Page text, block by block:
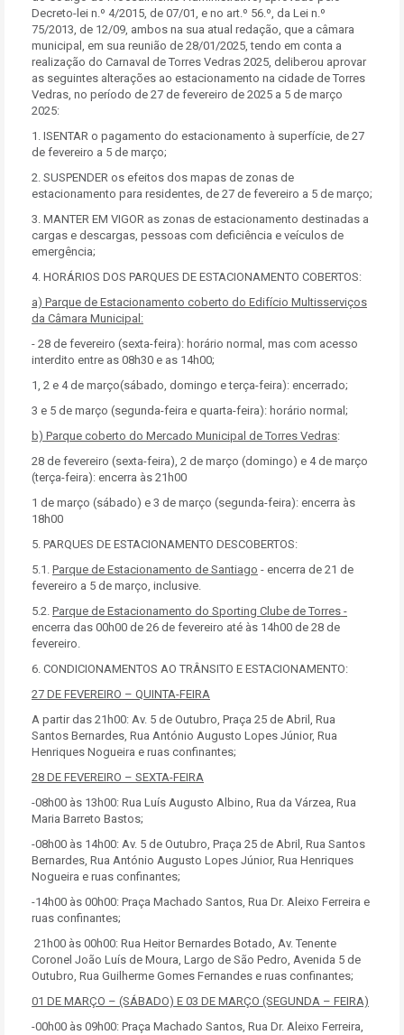
Decreto-lei n.º 4/2015, de 07/01, e no art.º 56.º, da Lei n.º
75/2013, de 12/09, ambos na sua atual redação, que a câmara
municipal, em sua reunião de 28/01/2025, tendo em conta a
realização do Carnaval de Torres Vedras 2025, deliberou aprovar
as seguintes alterações ao estacionamento na cidade de Torres
Vedras, no período de 27 de fevereiro de 2025 a 5 de março
2025:
1. ISENTAR o pagamento do estacionamento à superfície, de 27
de fevereiro a 5 de março;
2. SUSPENDER os efeitos dos mapas de zonas de
estacionamento para residentes, de 27 de fevereiro a 5 de março;
3. MANTER EM VIGOR as zonas de estacionamento destinadas a
cargas e descargas, pessoas com deficiência e veículos de
emergência;
4. HORÁRIOS DOS PARQUES DE ESTACIONAMENTO COBERTOS:
a) Parque de Estacionamento coberto do Edifício Multisserviços
da Câmara Municipal:
- 28 de fevereiro (sexta-feira): horário normal, mas com acesso
interdito entre as 08h30 e as 14h00;
1, 2 e 4 de março(sábado, domingo e terça-feira): encerrado;
3 e 5 de março (segunda-feira e quarta-feira): horário normal;
b) Parque coberto do Mercado Municipal de Torres Vedras:
28 de fevereiro (sexta-feira), 2 de março (domingo) e 4 de março
(terça-feira): encerra às 21h00
1 de março (sábado) e 3 de março (segunda-feira): encerra às
18h00
5. PARQUES DE ESTACIONAMENTO DESCOBERTOS:
5.1. Parque de Estacionamento de Santiago - encerra de 21 de
fevereiro a 5 de março, inclusive.
5.2. Parque de Estacionamento do Sporting Clube de Torres -
encerra das 00h00 de 26 de fevereiro até às 14h00 de 28 de
fevereiro.
6. CONDICIONAMENTOS AO TRÂNSITO E ESTACIONAMENTO:
27 DE FEVEREIRO – QUINTA-FEIRA
A partir das 21h00: Av. 5 de Outubro, Praça 25 de Abril, Rua
Santos Bernardes, Rua António Augusto Lopes Júnior, Rua
Henriques Nogueira e ruas confinantes;
28 DE FEVEREIRO – SEXTA-FEIRA
-08h00 às 13h00: Rua Luís Augusto Albino, Rua da Várzea, Rua
Maria Barreto Bastos;
-08h00 às 14h00: Av. 5 de Outubro, Praça 25 de Abril, Rua Santos
Bernardes, Rua António Augusto Lopes Júnior, Rua Henriques
Nogueira e ruas confinantes;
-14h00 às 00h00: Praça Machado Santos, Rua Dr. Aleixo Ferreira e
ruas confinantes;
21h00 às 00h00: Rua Heitor Bernardes Botado, Av. Tenente
Coronel João Luís de Moura, Largo de São Pedro, Avenida 5 de
Outubro, Rua Guilherme Gomes Fernandes e ruas confinantes;
01 DE MARÇO – (SÁBADO) E 03 DE MARÇO (SEGUNDA – FEIRA)
-00h00 às 09h00: Praça Machado Santos, Rua Dr. Aleixo Ferreira,